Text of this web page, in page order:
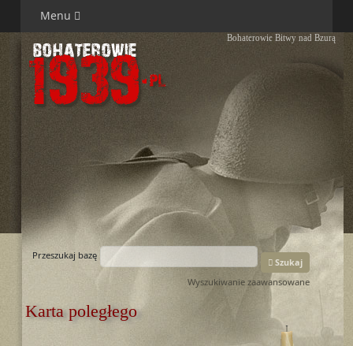
Menu
Bohaterowie Bitwy nad Bzurą
Przeszukaj bazę
Szukaj
Wyszukiwanie zaawansowane
Karta poległego